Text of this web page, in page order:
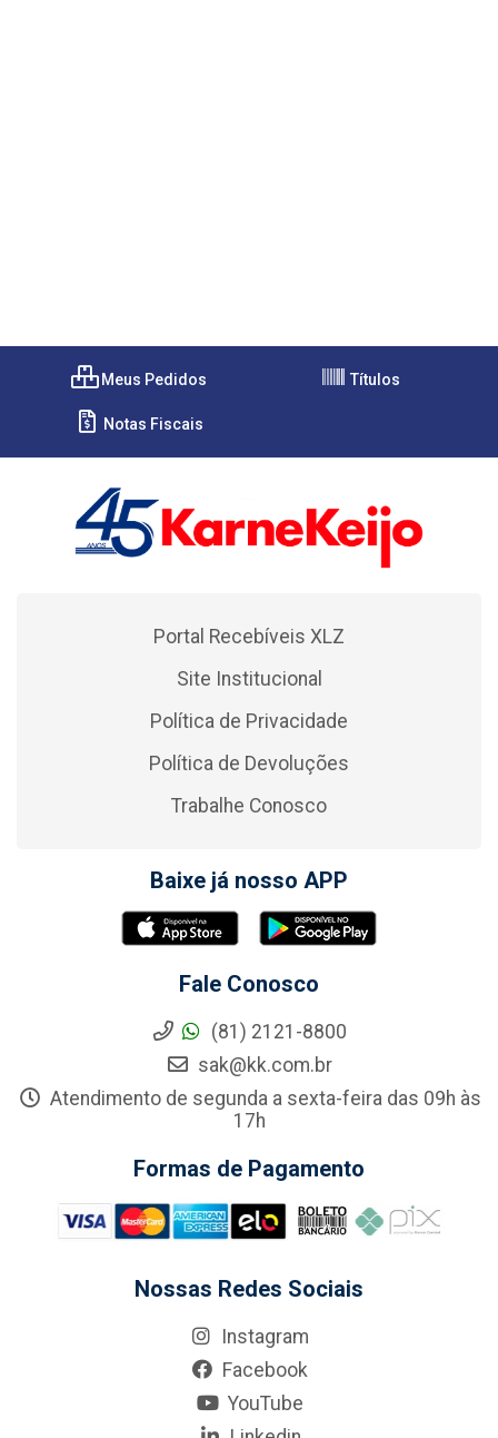
Meus Pedidos Títulos
Notas Fiscais
Portal Recebíveis XLZ
Site Institucional
Política de Privacidade
Política de Devoluções
Trabalhe Conosco
Baixe já nosso APP
Fale Conosco
(81) 2121-8800
sak@kk.com.br
Atendimento de segunda a sexta-feira das 09h às
17h
Formas de Pagamento
Nossas Redes Sociais
Instagram
Facebook
YouTube